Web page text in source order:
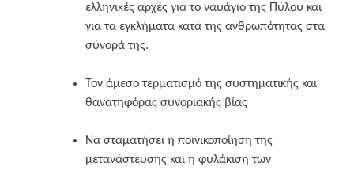
ελληνικές αρχές για το ναυάγιο της Πύλου και
για τα εγκλήματα κατά της ανθρωπότητας στα
σύνορά της.
Τον άμεσο τερματισμό της συστηματικής και
θανατηφόρας συνοριακής βίας
Να σταματήσει η ποινικοποίηση της
μετανάστευσης και η φυλάκιση των